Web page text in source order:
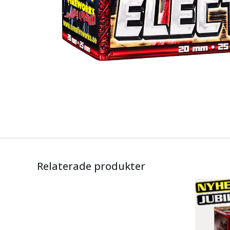
Relaterade produkter